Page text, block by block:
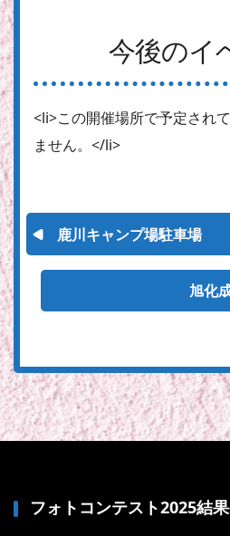
今後のイ
<li>この開催場所で予定され
ません。</li>
鹿川キャンプ場駐車場
旭化
フォトコンテスト2025結